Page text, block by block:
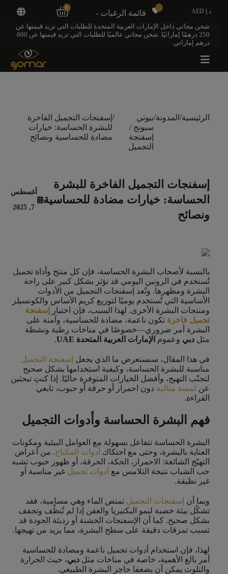
شحن مجاني داخل الإمارات العربية المتحدة للطلبات التي تزيد قيمتها عن
250 درهمًا إماراتيًا. شحن مجاني عالميًا للطلبات التي تزيد قيمتها عن 600
درهم إماراتي.
الرئيسية/المدونة/بيوتي
سبونج /
إسفنجة
التجميل
/إسفنجات التجميل الفاخرة
للبشرة الحساسة: خيارات
مضادة للحساسية ونصائح
إسفنجات التجميل الفاخرة للبشرة
الحساسة: خيارات مضادة للحساسية
ونصائح
أغسطس
7, 2025
بالنسبة لأصحاب البشرة الحساسة، فإن كل منتج وأداة تجميل
تُستخدم في الروتين اليومي قد تؤثر بشكل كبير على راحة
البشرة ومظهرها. وتُعد إسفنجات التجميل من الأدوات
الأساسية التي تُستخدم يوميًا لتوزيع كريم الأساس والكونسيلر
ومنتجات البشرة الأخرى. لهذا السبب، فإن اختيار
إسفنجة
تجميل فاخرة تكون ناعمة، مضادة للحساسية، وآمنة على
البشرة أمر ضروري—خصوصًا في مناخات رطبة ونشطة
مثل دبي وعموم الإمارات العربية المتحدة UAE .
في هذا المقال، سنستعرض ما الذي يجعل إسفنجة التجميل
مناسبة للبشرة الحساسة، وكيفية استخدامها بشكل صحيح
لتجنّب التهيج، وأفضل الخيارات المتوفرة حاليًا. إذا كنتِ تبحثين
عن لمسة مثالية دون احمرار أو حرقة أو حبوب، تابعي
القراءة.
فهم البشرة الحساسة وأدوات التجميل
البشرة الحساسة تتفاعل بسهولة مع العوامل البيئية ومكونات
العناية بالبشرة، وحتى مع احتكاك أدوات المكياج. من أعراض
التهيّج الشائعة: الاحمرار، الحكة، الحرقة، أو ظهور حبوب تشبه
حب الشباب نتيجة التلامس مع أدوات تجميل غير مناسبة أو
غير نظيفة.
وبما أن إسفنجات التجميل تمتص الماء وهي مسامية، فقد
تشكّل بيئة خصبة لنمو البكتيريا والعفن إذا لم تُنظّف وتجفف
بشكل صحيح. كما أن الإسفنجات الخشنة أو رديئة الجودة قد
تسبب تمزقات دقيقة على سطح البشرة، مما يزيد من تهيجها.
لهذا، فإن استخدام أدوات تجميل ناعمة ومضادة للحساسية
أمر بالغ الأهمية، خاصة في مناخات مثل دبي، حيث الحرارة
والتلوث يمكن أن يضعفا حاجز البشرة الطبيعي.
د.إ AED قائمة الرغبات -
0